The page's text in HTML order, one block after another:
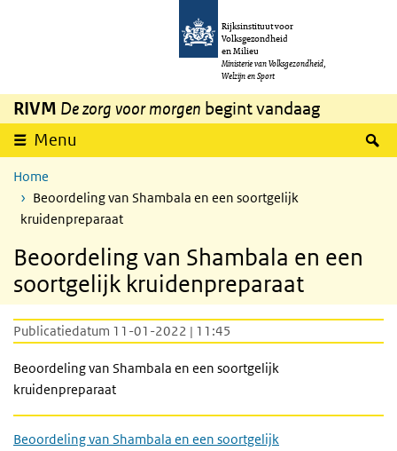
Overslaan en naar de inhoud gaan
Rijksinstituut voor
Volksgezondheid
en Milieu
Ministerie van Volksgezondheid,
Welzijn en Sport
RIVM De zorg voor morgen begint vandaag
Menu
Home
Beoordeling van Shambala en een soortgelijk
kruidenpreparaat
Beoordeling van Shambala en een
soortgelijk kruidenpreparaat
Publicatiedatum 11-01-2022 | 11:45
Beoordeling van Shambala en een soortgelijk
kruidenpreparaat
Beoordeling van Shambala en een soortgelijk